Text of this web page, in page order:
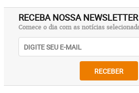
RECEBA NOSSA NEWSLETTER
Comece o dia com as notícias
RECEBER